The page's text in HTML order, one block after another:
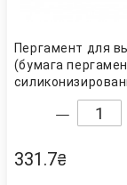
Пергамент для
(бумага
38см. х50м., бел.
PROservice
331.7₴